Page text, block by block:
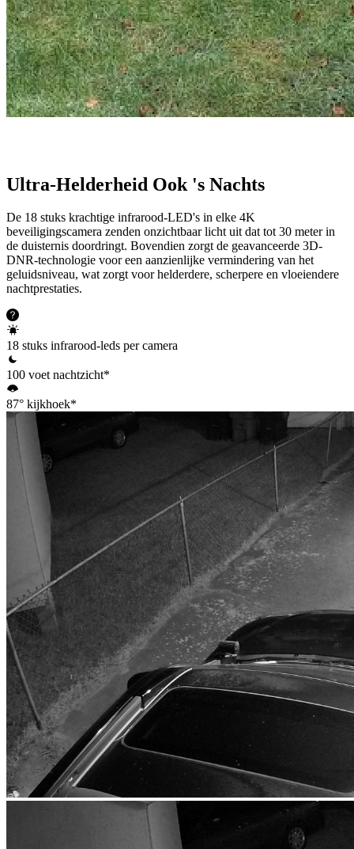
Ultra-Helderheid Ook 's Nachts
De 18 stuks krachtige infrarood-LED's in elke 4K
beveiligingscamera zenden onzichtbaar licht uit dat tot 30 meter in
de duisternis doordringt. Bovendien zorgt de geavanceerde 3D-
DNR-technologie voor een aanzienlijke vermindering van het
geluidsniveau, wat zorgt voor helderdere, scherpere en vloeiendere
nachtprestaties.
18 stuks infrarood-leds per camera
100 voet nachtzicht*
87° kijkhoek*